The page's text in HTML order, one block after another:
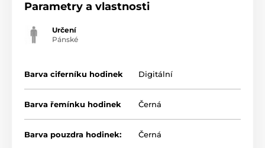
Parametry a vlastnosti
Určení
Pánské
Barva ciferníku hodinek Digitální
Barva řemínku hodinek Černá
Barva pouzdra hodinek: Černá